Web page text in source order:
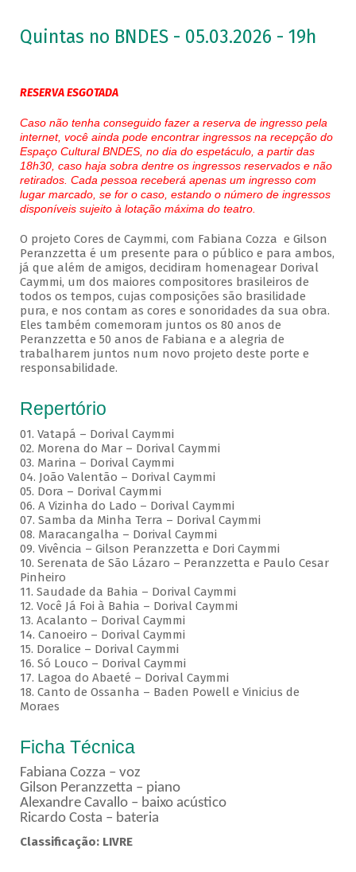
Quintas no BNDES - 05.03.2026 - 19h
RESERVA ESGOTADA
Caso não tenha conseguido fazer a reserva de ingresso pela
internet, você ainda pode encontrar ingressos na recepção do
Espaço Cultural BNDES, no dia do espetáculo, a partir das
18h30, caso haja sobra dentre os ingressos reservados e não
retirados. Cada pessoa receberá apenas um ingresso com
lugar marcado, se for o caso, estando o número de ingressos
disponíveis sujeito à lotação máxima do teatro.
O projeto Cores de Caymmi, com Fabiana Cozza e Gilson
Peranzzetta é um presente para o público e para ambos,
já que além de amigos, decidiram homenagear Dorival
Caymmi, um dos maiores compositores brasileiros de
todos os tempos, cujas composições são brasilidade
pura, e nos contam as cores e sonoridades da sua obra.
Eles também comemoram juntos os 80 anos de
Peranzzetta e 50 anos de Fabiana e a alegria de
trabalharem juntos num novo projeto deste porte e
responsabilidade.
Repertório
01. Vatapá – Dorival Caymmi
02. Morena do Mar – Dorival Caymmi
03. Marina – Dorival Caymmi
04. João Valentão – Dorival Caymmi
05. Dora – Dorival Caymmi
06. A Vizinha do Lado – Dorival Caymmi
07. Samba da Minha Terra – Dorival Caymmi
08. Maracangalha – Dorival Caymmi
09. Vivência – Gilson Peranzzetta e Dori Caymmi
10. Serenata de São Lázaro – Peranzzetta e Paulo Cesar
Pinheiro
11. Saudade da Bahia – Dorival Caymmi
12. Você Já Foi à Bahia – Dorival Caymmi
13. Acalanto – Dorival Caymmi
14. Canoeiro – Dorival Caymmi
15. Doralice – Dorival Caymmi
16. Só Louco – Dorival Caymmi
17. Lagoa do Abaeté – Dorival Caymmi
18. Canto de Ossanha – Baden Powell e Vinicius de
Moraes
Ficha Técnica
Fabiana Cozza – voz
Gilson Peranzzetta – piano
Alexandre Cavallo – baixo acústico
Ricardo Costa – bateria
Classificação: LIVRE